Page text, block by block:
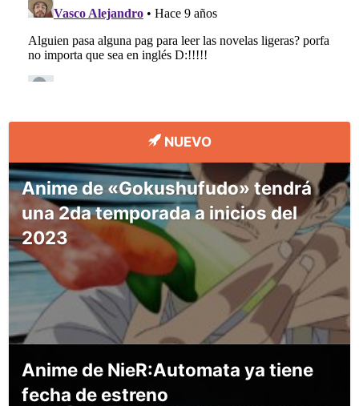
NUEVO
Anime de «Gokushufudo» tendrá
una 2da temporada a inicios del
2023
Anime de NieR:Automata ya tiene
fecha de estreno